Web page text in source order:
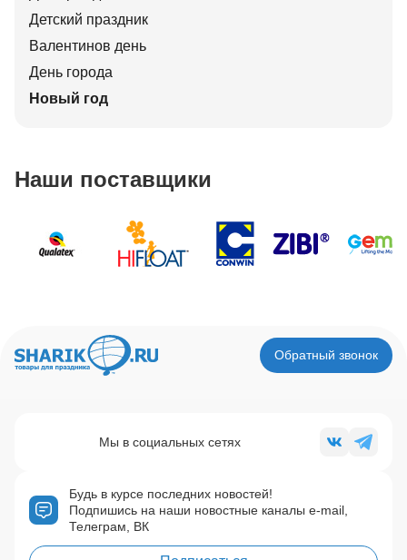
Детский праздник
Валентинов день
День города
Новый год
Наши поставщики
Обратный звонок
Будь в курсе последних новостей!
Подпишись на наши новостные каналы e-mail,
Телеграм, ВК
Мы в социальных сетях